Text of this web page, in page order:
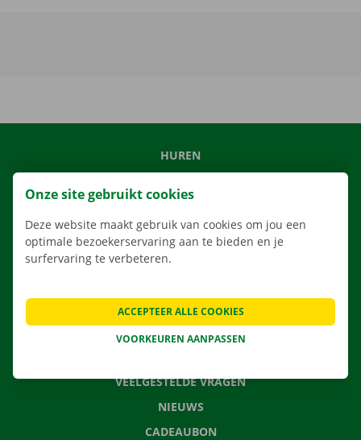
HUREN
LOCATIES
VEELGESTELDE VRAGEN
NIEUWS
CADEAUBON
Onze site gebruikt cookies
Deze website maakt gebruik van cookies om jou een
optimale bezoekerservaring aan te bieden en je
surfervaring te verbeteren.
VOORKEUREN AANPASSEN
ACCEPTEER ALLE COOKIES